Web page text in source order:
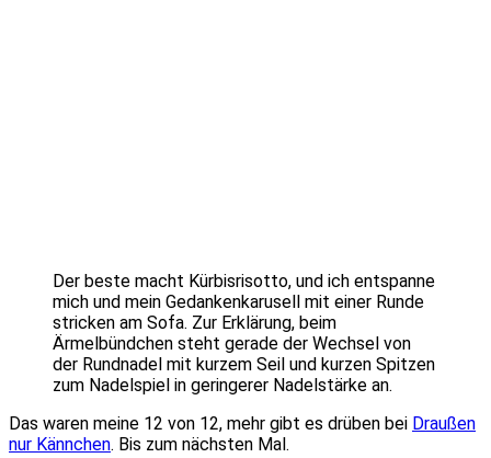
Der beste macht Kürbisrisotto, und ich entspanne
mich und mein Gedankenkarusell mit einer Runde
stricken am Sofa. Zur Erklärung, beim
Ärmelbündchen steht gerade der Wechsel von
der Rundnadel mit kurzem Seil und kurzen Spitzen
zum Nadelspiel in geringerer Nadelstärke an.
Das waren meine 12 von 12, mehr gibt es drüben bei Draußen
nur Kännchen. Bis zum nächsten Mal.